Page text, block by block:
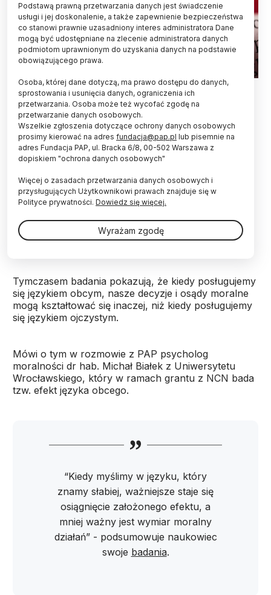
Fot. Fotolia
Kiedy podejmujemy decyzje w języku dla nas
obcym, mniej przejmujemy się ich etycznym
aspektem, niż gdy dokonujemy tych wyborów w
języku ojczystym. O tym, jak język wpływa na
moralność mówi psycholog dr hab. Michał Białek.
Językami obcymi posługuje się na co dzień spora
grupa osób. Wśród nich są m.in. osoby pracujące w
korporacjach międzynarodowych, osoby, które
mieszkają zagranicą, ale i decydenci, którzy biorą
Tymczasem badania pokazują, że kiedy posługujemy
się językiem obcym, nasze decyzje i osądy moralne
mogą kształtować się inaczej, niż kiedy posługujemy
się językiem ojczystym.
Mówi o tym w rozmowie z PAP psycholog
moralności dr hab. Michał Białek z Uniwersytetu
Wrocławskiego, który w ramach grantu z NCN bada
tzw. efekt języka obcego.
“Kiedy myślimy w języku, który
znamy słabiej, ważniejsze staje się
osiągnięcie założonego efektu, a
mniej ważny jest wymiar moralny
działań” - podsumowuje naukowiec
swoje badania.
Podstawą prawną przetwarzania danych jest świadczenie
usługi i jej doskonalenie, a także zapewnienie bezpieczeństwa
co stanowi prawnie uzasadniony interes administratora Dane
mogą być udostępniane na zlecenie administratora danych
podmiotom uprawnionym do uzyskania danych na podstawie
obowiązującego prawa.
Osoba, której dane dotyczą, ma prawo dostępu do danych,
sprostowania i usunięcia danych, ograniczenia ich
przetwarzania. Osoba może też wycofać zgodę na
przetwarzanie danych osobowych.
Wszelkie zgłoszenia dotyczące ochrony danych osobowych
prosimy kierować na adres fundacja@pap.pl lub pisemnie na
adres Fundacja PAP, ul. Bracka 6/8, 00-502 Warszawa z
dopiskiem "ochrona danych osobowych"
Więcej o zasadach przetwarzania danych osobowych i
przysługujących Użytkownikowi prawach znajduje się w
Polityce prywatności. Dowiedz się więcej.
Wyrażam zgodę